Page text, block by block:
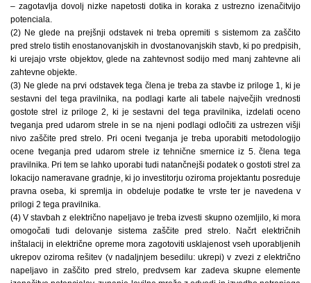
– zagotavlja dovolj nizke napetosti dotika in koraka z ustrezno izenačitvijo
potenciala.
(2) Ne glede na prejšnji odstavek ni treba opremiti s sistemom za zaščito
pred strelo tistih enostanovanjskih in dvostanovanjskih stavb, ki po predpisih,
ki urejajo vrste objektov, glede na zahtevnost sodijo med manj zahtevne ali
zahtevne objekte.
(3) Ne glede na prvi odstavek tega člena je treba za stavbe iz priloge 1, ki je
sestavni del tega pravilnika, na podlagi karte ali tabele največjih vrednosti
gostote strel iz priloge 2, ki je sestavni del tega pravilnika, izdelati oceno
tveganja pred udarom strele in se na njeni podlagi odločiti za ustrezen višji
nivo zaščite pred strelo. Pri oceni tveganja je treba uporabiti metodologijo
ocene tveganja pred udarom strele iz tehnične smernice iz 5. člena tega
pravilnika. Pri tem se lahko uporabi tudi natančnejši podatek o gostoti strel za
lokacijo nameravane gradnje, ki jo investitorju oziroma projektantu posreduje
pravna oseba, ki spremlja in obdeluje podatke te vrste ter je navedena v
prilogi 2 tega pravilnika.
(4) V stavbah z električno napeljavo je treba izvesti skupno ozemljilo, ki mora
omogočati tudi delovanje sistema zaščite pred strelo. Načrt električnih
inštalacij in električne opreme mora zagotoviti usklajenost vseh uporabljenih
ukrepov oziroma rešitev (v nadaljnjem besedilu: ukrepi) v zvezi z električno
napeljavo in zaščito pred strelo, predvsem kar zadeva skupne elemente